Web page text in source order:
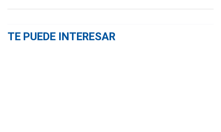
TE PUEDE INTERESAR